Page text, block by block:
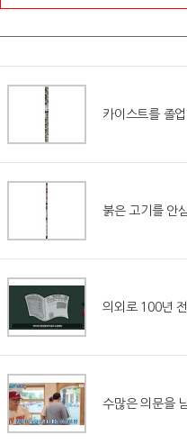
카이스트를 졸
붉은 고기를 안
의외로 100년
수많은 의문을